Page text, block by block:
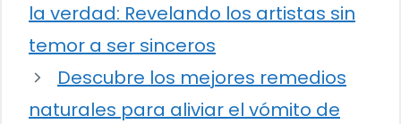
la verdad: Revelando los artistas sin
temor a ser sinceros
Descubre los mejores remedios
naturales para aliviar el vómito de